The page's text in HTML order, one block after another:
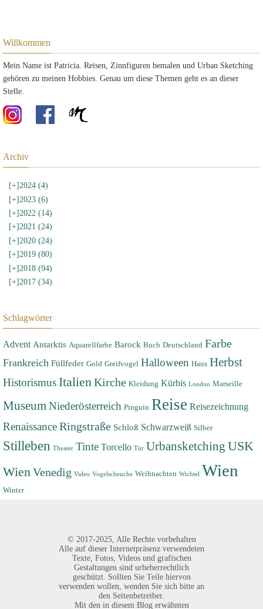
Willkommen
Mein Name ist Patricia. Reisen, Zinnfiguren bemalen und Urban Sketching
gehören zu meinen Hobbies. Genau um diese Themen geht es an dieser
Stelle.
Archiv
[+]2024 (4)
[+]2023 (6)
[+]2022 (14)
[+]2021 (24)
[+] 2020 (24)
[+]2019 (80)
[+]2018 (94)
[+]2017 (34)
Schlagwörter
Advent Antarktis Aquarellfarbe Barock Buch Deutschland Farbe
Frankreich Füllfeder Gold Greifvogel Halloween Haus Herbst
HistorismusItalienKirche Kleidung Kürbis London Marseille
MuseumNiederösterreich Pinguin Reise Reisezeichnung
RenaissanceRingstraße Schloß Schwarzweiß Silber
Stilleben Theater Tinte Torcello Tür Urbansketching USK
WienVenedig Video Vogelscheuche Weihnachten Wichtel Wien
Winter
© 2017-2025, Alle Rechte vorbehalten
Alle auf dieser Internetpräsenz verwendeten
Texte, Fotos, Videos und grafischen
Gestaltungen sind urheberrechtlich
geschützt. Sollten Sie Teile hiervon
verwenden wollen, wenden Sie sich bitte an
den Seitenbetreiber.
Mit den in diesem Blog erwähnten